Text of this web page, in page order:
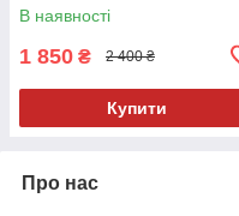
В наявності
1 850 ₴ 2 400 ₴
Купити
Про нас